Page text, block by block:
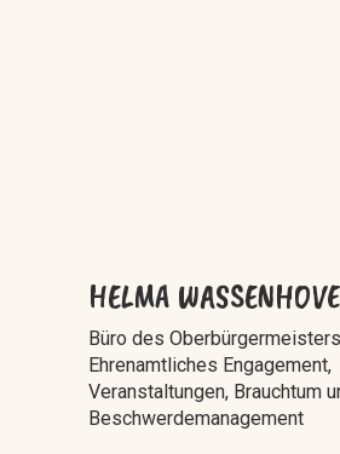
HELMA
Büro des
Ehrenamtliches Engagement,
Veranstaltungen, Brauchtum
Beschwerdemanagement